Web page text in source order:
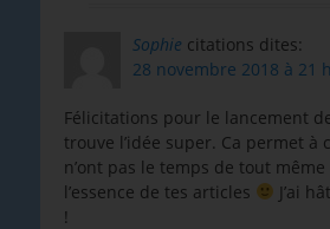
Sophie citations dites:
28 novembre 2018 à 21
Félicitations pour le lancement
trouve l’idée super. Ca permet à
n’ont pas le temps de tout
l’essence de tes articles
J’ai
!